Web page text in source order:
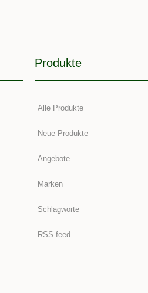
Produkte
Alle Produkte
Neue Produkte
Angebote
Marken
Schlagworte
RSS feed